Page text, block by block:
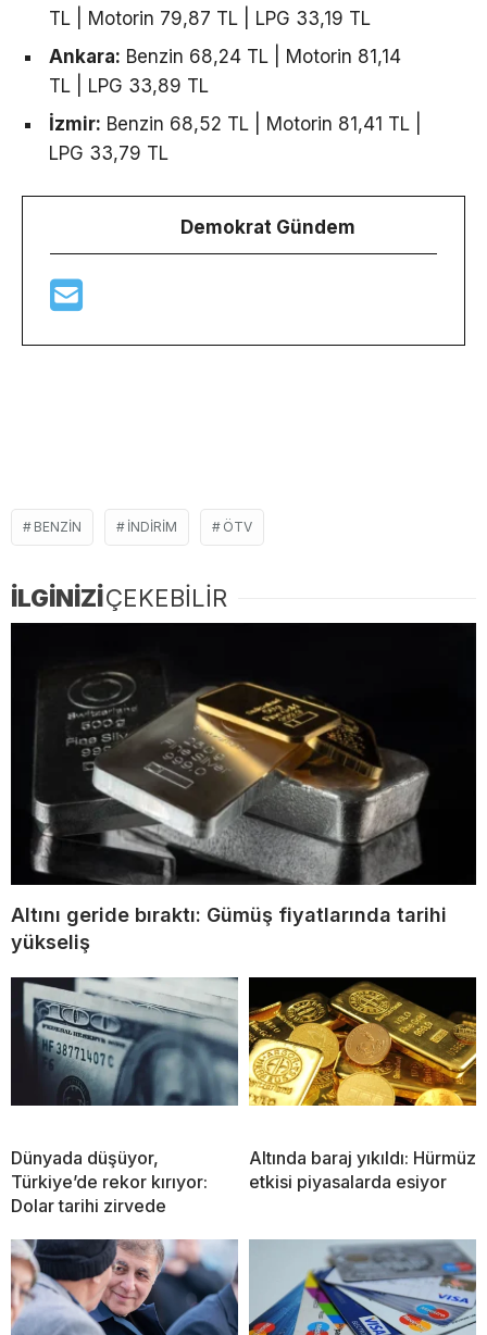
TL | Motorin 79,87 TL | LPG 33,19 TL
Ankara: Benzin 68,24 TL | Motorin 81,14
TL | LPG 33,89 TL
İzmir: Benzin 68,52 TL | Motorin 81,41 TL |
LPG 33,79 TL
Demokrat Gündem
BENZIN INDIRIM ÖTV
İLGİNİZİÇEKEBİLİR
Altını geride bıraktı: Gümüş fiyatlarında tarihi
yükseliş
Dünyada düşüyor,
Türkiye’de rekor kırıyor:
Dolar tarihi zirvede
Altında baraj yıkıldı: Hürmüz
etkisi piyasalarda esiyor